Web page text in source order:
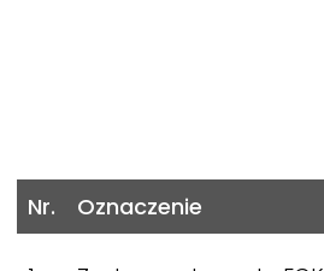
Nr. Oznaczenie